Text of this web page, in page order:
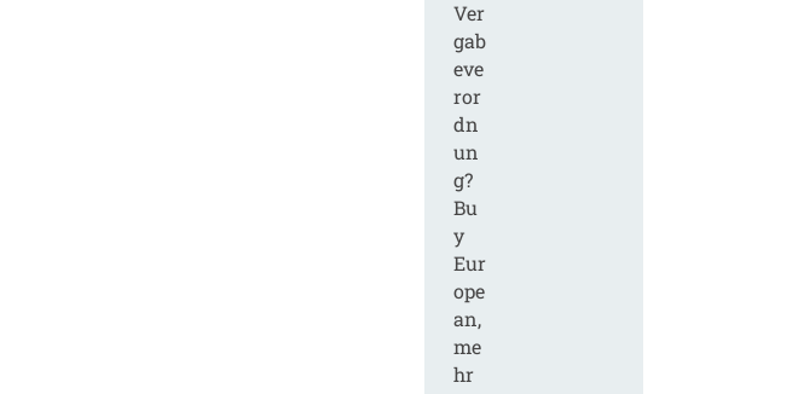
Ver
gab
eve
ror
dn
un
g?
Bu
y
Eur
ope
an,
me
hr